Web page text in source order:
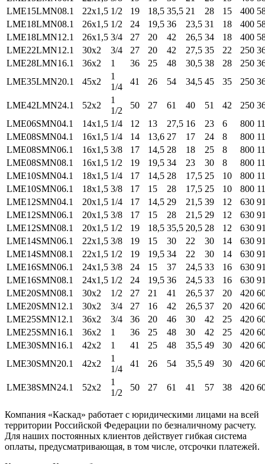
LME15LMN08.1
22x1,5 1/2 19 18,5 35,5 21 28 15 400
LME18LMN08.1
26x1,5 1/2 24 19,5 36 23,5 31 18 400
LME18LMN12.1
26x1,5 3/4 27 20 42 26,5 34 18 400
LME22LMN12.1
30x2 3/4 27 20 42 27,5 35 22 250
LME28LMN16.1
36x2 1 36 25 48 30,5 38 28 250
LME35LMN20.1
45x2
1
1/4
41 26 54 34,5 45 35 250
LME42LMN24.1 52x2
1
1/2
50 27 61 40 51 42 250
LME06SMN04.1
14x1,5 1/4 12 13 27,5 16 23 6 800
LME08SMN04.1
16x1,5 1/4 14 13,6 27 17 24 8 800
LME08SMN06.1
16x1,5 3/8 17 14,5 28 18 25 8 800
LME08SMN08.1
16x1,5 1/2 19 19,5 34 23 30 8 800
LME10SMN04.1
18x1,5 1/4 17 14,5 28 17,5 25 10 800
LME10SMN06.1
18x1,5 3/8 17 15 28 17,5 25 10 800
LME12SMN04.1
20x1,5 1/4 17 14,5 29 21,5 39 12 630
LME12SMN06.1
20x1,5 3/8 17 15 28 21,5 29 12 630
LME12SMN08.1
20x1,5 1/2 19 18,5 35,5 20,5 28 12 630
LME14SMN06.1
22x1,5 3/8 19 15 30 22 30 14 630
LME14SMN08.1
22x1,5 1/2 19 19,5 34 22 30 14 630
LME16SMN06.1
24x1,5 3/8 24 15 37 24,5 33 16 630
LME16SMN08.1
24x1,5 1/2 24 19,5 36 24,5 33 16 630
LME20SMN08.1
30x2 1/2 27 21 41 26,5 37 20 420
LME20SMN12.1
30x2 3/4 27 16 42 26,5 37 20 420
LME25SMN12.1
36x2 3/4 36 20 46 30 42 25 420
LME25SMN16.1
36x2 1 36 25 48 30 42 25 420
LME30SMN16.1
42x2 1 41 25 48 35,5 49 30 420
LME30SMN20.1
42x2
1
1/4
41 26 54 35,5 49 30 420
LME38SMN24.1 52x2
1
1/2
50 27 61 41 57 38 420
Компания «Каскад» работает с юридическими лицами на всей
территории Российской Федерации по безналичному расчету.
Для наших постоянных клиентов действует гибкая система
оплаты, предусматривающая, в том числе, отсрочки платежей.